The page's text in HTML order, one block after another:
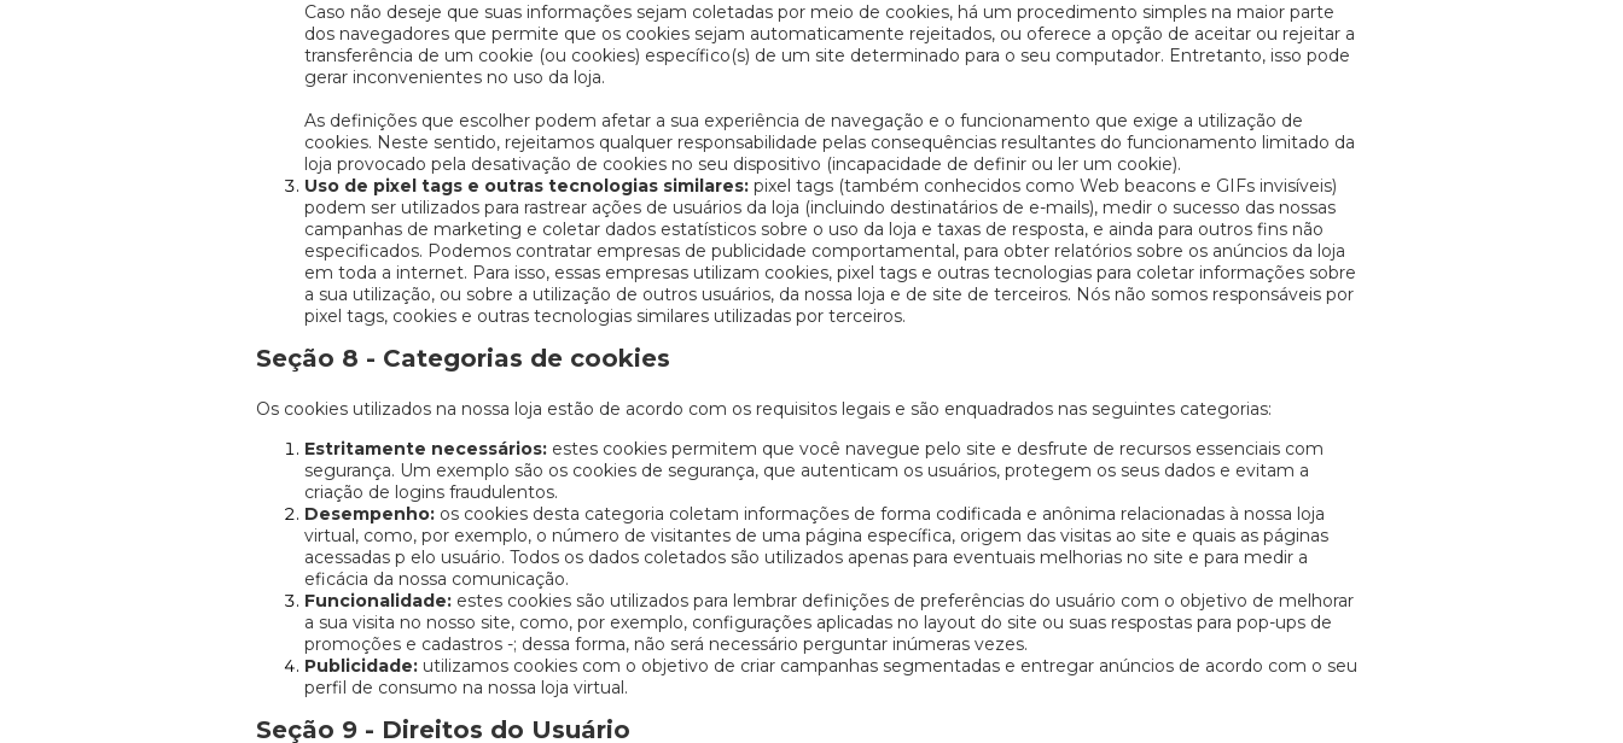
Caso não deseje que suas informações sejam coletadas por meio de cookies, há um procedimento simples na maior parte
dos navegadores que permite que os cookies sejam automaticamente rejeitados, ou oferece a opção de aceitar ou rejeitar a
transferência de um cookie (ou cookies) específico(s) de um site determinado para o seu computador. Entretanto, isso pode
gerar inconvenientes no uso da loja.
As definições que escolher podem afetar a sua experiência de navegação e o funcionamento que exige a utilização de
cookies. Neste sentido, rejeitamos qualquer responsabilidade pelas consequências resultantes do funcionamento limitado da
loja provocado pela desativação de cookies no seu dispositivo (incapacidade de definir ou ler um cookie).
Uso de pixel tags e outras tecnologias similares: pixel tags (também conhecidos como Web beacons e GIFs invisíveis)
podem ser utilizados para rastrear ações de usuários da loja (incluindo destinatários de e-mails), medir o sucesso das nossas
campanhas de marketing e coletar dados estatísticos sobre o uso da loja e taxas de resposta, e ainda para outros fins não
especificados. Podemos contratar empresas de publicidade comportamental, para obter relatórios sobre os anúncios da loja
em toda a internet. Para isso, essas empresas utilizam cookies, pixel tags e outras tecnologias para coletar informações sobre
a sua utilização, ou sobre a utilização de outros usuários, da nossa loja e de site de terceiros. Nós não somos responsáveis por
pixel tags, cookies e outras tecnologias similares utilizadas por terceiros.
Seção 8 - Categorias de cookies
Os cookies utilizados na nossa loja estão de acordo com os requisitos legais e são enquadrados nas seguintes categorias:
Estritamente necessários: estes cookies permitem que você navegue pelo site e desfrute de recursos essenciais com
segurança. Um exemplo são os cookies de segurança, que autenticam os usuários, protegem os seus dados e evitam a
criação de logins fraudulentos.
Desempenho: os cookies desta categoria coletam informações de forma codificada e anônima relacionadas à nossa loja
virtual, como, por exemplo, o número de visitantes de uma página específica, origem das visitas ao site e quais as páginas
acessadas p elo usuário. Todos os dados coletados são utilizados apenas para eventuais melhorias no site e para medir a
eficácia da nossa comunicação.
Funcionalidade: estes cookies são utilizados para lembrar definições de preferências do usuário com o objetivo de melhorar
a sua visita no nosso site, como, por exemplo, configurações aplicadas no layout do site ou suas respostas para pop-ups de
promoções e cadastros -; dessa forma, não será necessário perguntar inúmeras vezes.
Publicidade: utilizamos cookies com o objetivo de criar campanhas segmentadas e entregar anúncios de acordo com o seu
perfil de consumo na nossa loja virtual.
Seção 9 - Direitos do Usuário